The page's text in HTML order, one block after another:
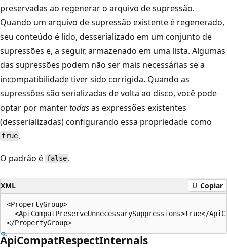
preservadas ao regenerar o arquivo de supressão.
Quando um arquivo de supressão existente é regenerado,
seu conteúdo é lido, desserializado em um conjunto de
supressões e, a seguir, armazenado em uma lista. Algumas
das supressões podem não ser mais necessárias se a
incompatibilidade tiver sido corrigida. Quando as
supressões são serializadas de volta ao disco, você pode
optar por mantertodasas expressões existentes
(desserializadas) configurando essa propriedade como
true .
O padrão é false .
XML Copiar
<PropertyGroup>
<ApiCompatPreserveUnnecessarySuppressions>true</
ApiCompatRespectInternals